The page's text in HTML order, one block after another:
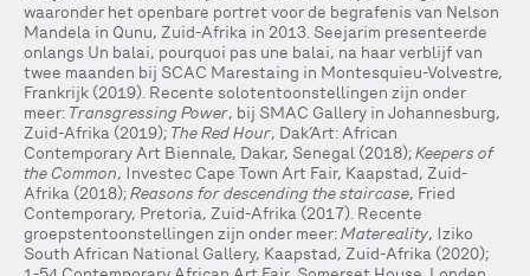
waaronder het openbare portret voor de begrafenis van Nelson
Mandela in Qunu, Zuid-Afrika in 2013. Seejarim presenteerde
onlangs Un balai, pourquoi pas une balai, na haar verblijf van
twee maanden bij SCAC Marestaing in Montesquieu-Volvestre,
Frankrijk (2019). Recente solotentoonstellingen zijn onder
meer: Transgressing Power, bij SMAC Gallery in Johannesburg,
Zuid-Afrika (2019); The Red Hour, Dak’Art: African
Contemporary Art Biennale, Dakar, Senegal (2018);Keepers of
the Common, Investec Cape Town Art Fair, Kaapstad, Zuid-
Afrika (2018);Reasons for descending the staircase, Fried
Contemporary, Pretoria, Zuid-Afrika (2017). Recente
groepstentoonstellingen zijn onder meer:Matereality, Iziko
South African National Gallery, Kaapstad, Zuid-Afrika (2020);